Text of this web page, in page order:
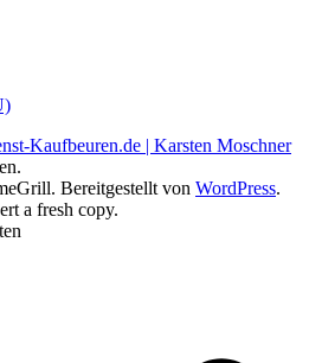
Kaufbeuren.de | Karsten Moschner
Bereitgestellt von WordPress.
a fresh copy.